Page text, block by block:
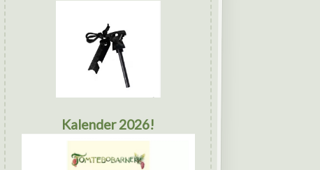
Kalender 2026!